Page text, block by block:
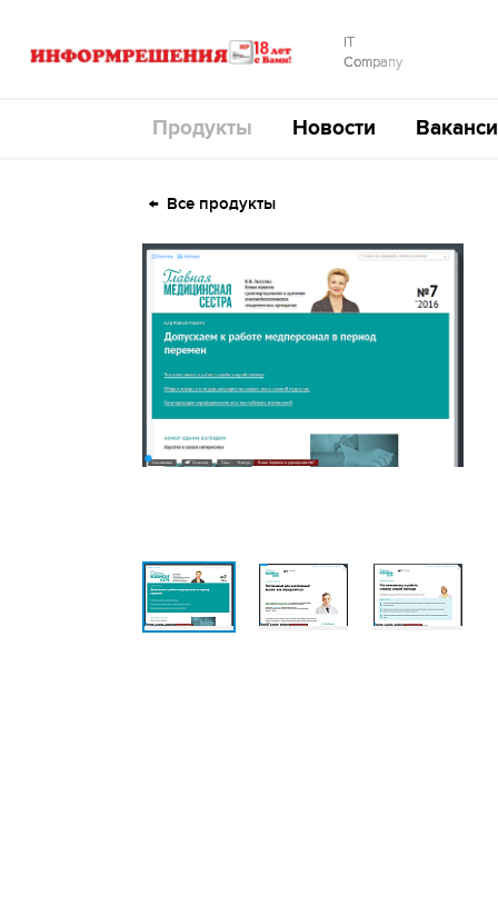
IT
Company
Продукты Новости
Все продукты